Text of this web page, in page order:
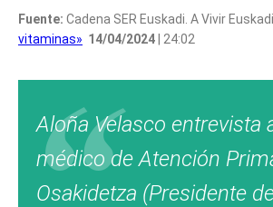
Fuente: Cadena SER Euskadi. A Vivir
vitaminas» 14/04/2024 | 24:02
Aloña Velasco entrevista
médico de Atención
Osakidetza (Presidente